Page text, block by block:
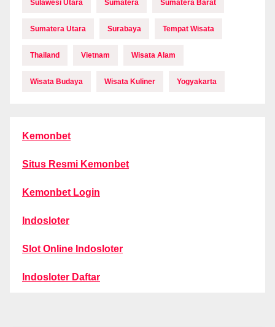
Sulawesi Utara Sumatera Sumatera Barat
Sumatera Utara Surabaya Tempat Wisata
Thailand Vietnam Wisata Alam
Wisata Budaya Wisata Kuliner Yogyakarta
Kemonbet
Situs Resmi Kemonbet
Kemonbet Login
Indosloter
Slot Online Indosloter
Indosloter Daftar